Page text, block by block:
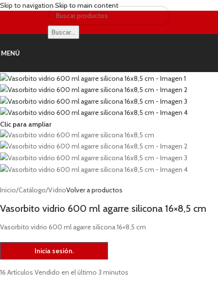
Skip to navigationSkip to main content
Buscar...
MENÚ
Clic para ampliar
Inicio/Catálogo/VidrioVolver a productos
Vasorbito vidrio 600 ml agarre silicona 16×8,5 cm
Vasorbito vidrio 600 ml agarre silicona 16×8,5 cm
Inicia sesión.
16 Artículos Vendido en el último 3 minutos